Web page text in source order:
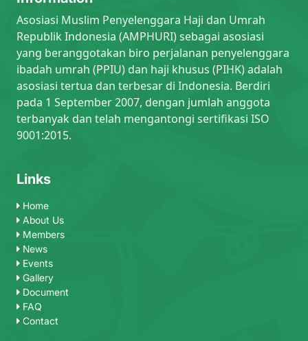
Asosiasi Muslim Penyelenggara Haji dan Umrah
Republik Indonesia (AMPHURI) sebagai asosiasi
yang beranggotakan biro perjalanan penyelenggara
ibadah umrah (PPIU) dan haji khusus (PIHK) adalah
asosiasi tertua dan terbesar di Indonesia. Berdiri
pada 1 September 2007, dengan jumlah anggota
terbanyak dan telah mengantongi sertifikasi ISO
9001:2015.
Links
Home
About Us
Members
News
Events
Gallery
Document
FAQ
Contact